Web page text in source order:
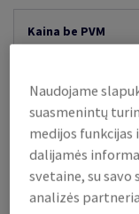
Kaina be PVM
3 660,85 € 10,00%
už 1 000 lap.
(220 kg )
PALAIKOMA
lap.
Naudojame
suasmenintų
medijos
dalijamės
svetaine, su
analizės